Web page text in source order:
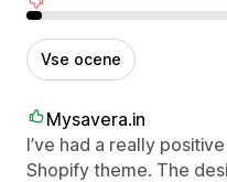
Negativne ocene
Vse ocene
Mysavera.in
I’ve had a really
Shopify theme. The